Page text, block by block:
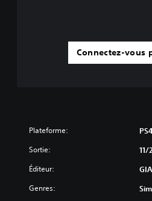
Connectez-vous
Plateforme: PS4
Sortie: 11/
Éditeur:
Genres: